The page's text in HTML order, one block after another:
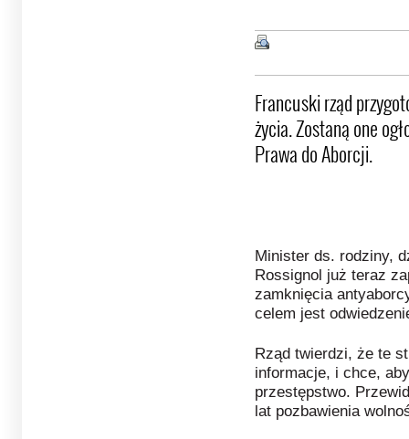
Francuski rząd
życia. Zostaną one
Prawa do Aborcji.
Minister ds. rodziny,
Rossignol już teraz
zamknięcia
celem jest
Rząd twierdzi, że te
informacje, i chce,
przestępstwo.
lat pozbawienia